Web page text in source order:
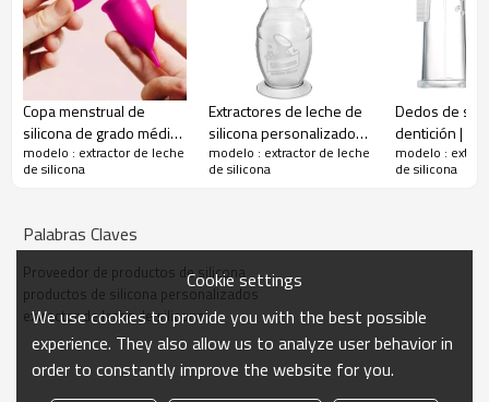
comodidad y conveniencia
Nuestro extractor de leche de silicona está meticulosamente
diseñado pensando en la madre moderna, ofreciendo una
combinación de funcionalidad, comodidad y seguridad. Diseñado
con silicona de alta calidad y grado alimenticio, proporciona una
experiencia de extracción suave y eficaz, garantizando que pueda
extraer leche con facilidad y confianza.
Copa menstrual de
silicona de grado médico
personalizable: una
solución segura,
femenino de madres y
mujeres.
modelo : extractor de leche
de silicona
Extractores de leche de
silicona personalizados:
soluciones a medida
para una extracción
modelo : extractor de leche
de silicona
Dedos de
dentición |
silicona |
silicona
modelo :
de silicona
Palabras Claves
Proveedor de productos de silicona
productos de silicona personalizados
extractor de leche de silicona
Cookie settings
We use cookies to provide you with the best possible
experience. They also allow us to analyze user behavior in
order to constantly improve the website for you.